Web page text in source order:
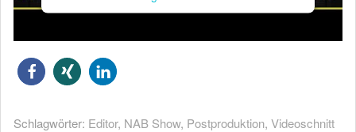
Schlagwörter: Editor, NAB Show, Postproduktion, Videoschnitt